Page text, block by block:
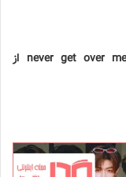
لیریک و ترجمه موزیک never get over me از